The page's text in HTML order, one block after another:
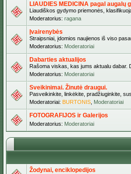
LIAUDIES MEDICINA pagal augalų
Liaudiškos gydymo priemonės,
Moderatorius: ragana
Įvairenybės
Straipsniai, įdomios naujienos iš viso
Moderatorius: Moderatoriai
Dabarties aktualijos
Rašoma viskas, kas jums aktualu dabar.
Moderatorius: Moderatoriai
Sveikinimai. Žinutė draugui.
Pasveikinkite, linkėkite, pradžiuginkite,
Moderatoriai: BURTONIS Moderatoriai
FOTOGRAFIJOS ir Galerijos
Moderatorius: Moderatoriai
Žodynai, enciklopedijos